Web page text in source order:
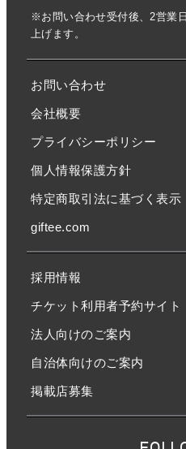
※お問い合わせ受付後、2営業
上げます。
お問い合わせ
会社概要
プライバシーポリシー
個人情報保護方針
特定商取引法に基づく表示
giftee.com
採用情報
チケット利用者予約サイト
法人向けのご案内
自治体向けのご案内
掲載店募集